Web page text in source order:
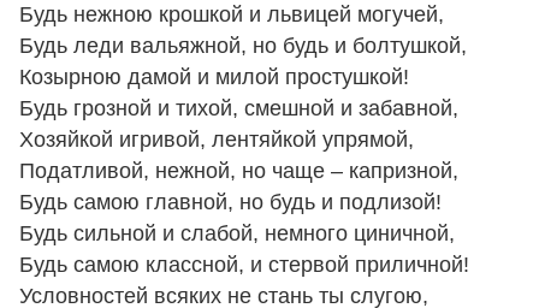
Будь нежною крошкой и львицей могучей,
Будь леди вальяжной, но будь и болтушкой,
Козырною дамой и милой простушкой!
Будь грозной и тихой, смешной и забавной,
Хозяйкой игривой, лентяйкой упрямой,
Податливой, нежной, но чаще – капризной,
Будь самою главной, но будь и подлизой!
Будь сильной и слабой, немного циничной,
Будь самою классной, и стервой приличной!
Условностей всяких не стань ты слугою,